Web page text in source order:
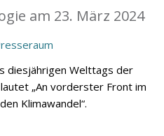
am 23. März 2024
diesjährigen Welttags der
„An vorderster Front im
Klimawandel“.